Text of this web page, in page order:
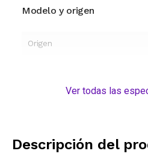
Modelo y origen
Origen
Ver todas las
Descripción del